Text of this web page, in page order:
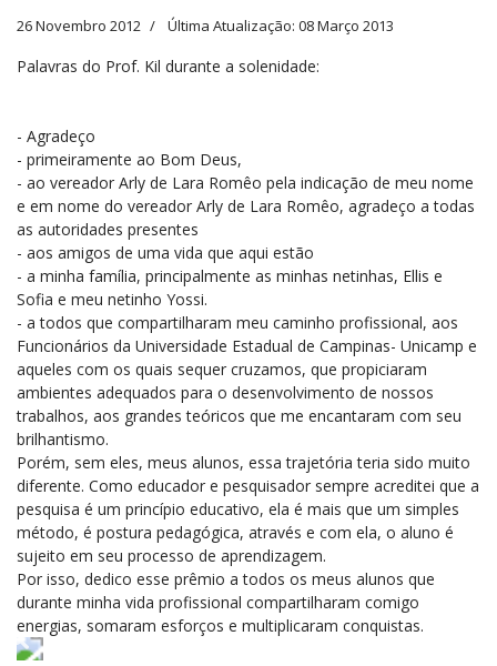
26 Novembro 2012 Última Atualização: 08 Março 2013
Palavras do Prof. Kil durante a solenidade:
- Agradeço
- primeiramente ao Bom Deus,
- ao vereador Arly de Lara Romêo pela indicação de meu nome
e em nome do vereador Arly de Lara Romêo, agradeço a todas
as autoridades presentes
- aos amigos de uma vida que aqui estão
- a minha família, principalmente as minhas netinhas, Ellis e
Sofia e meu netinho Yossi.
- a todos que compartilharam meu caminho profissional, aos
Funcionários da Universidade Estadual de Campinas- Unicamp e
aqueles com os quais sequer cruzamos, que propiciaram
ambientes adequados para o desenvolvimento de nossos
trabalhos, aos grandes teóricos que me encantaram com seu
brilhantismo.
Porém, sem eles, meus alunos, essa trajetória teria sido muito
diferente. Como educador e pesquisador sempre acreditei que a
pesquisa é um princípio educativo, ela é mais que um simples
método, é postura pedagógica, através e com ela, o aluno é
sujeito em seu processo de aprendizagem.
Por isso, dedico esse prêmio a todos os meus alunos que
durante minha vida profissional compartilharam comigo
energias, somaram esforços e multiplicaram conquistas.